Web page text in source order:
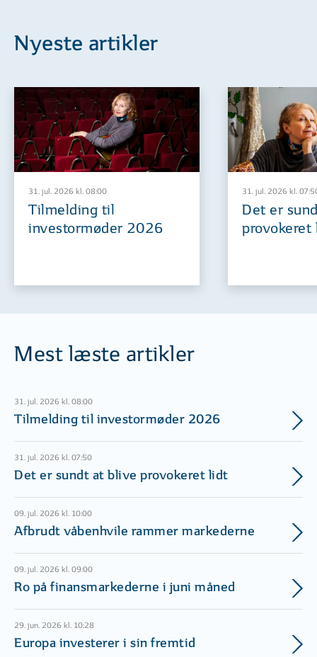
Nyeste artikler
31. jul. 2026 kl. 08:00
Tilmelding til
investormøder 2026
31. jul. 2026 kl.
Det er
provokeret
Mest læste artikler
31. jul. 2026 kl. 08:00
Tilmelding til investormøder 2026
31. jul. 2026 kl. 07:50
Det er sundt at blive provokeret lidt
09. jul. 2026 kl. 10:00
Afbrudt våbenhvile rammer markederne
09. jul. 2026 kl. 09:00
Ro på finansmarkederne i juni måned
29. jun. 2026 kl. 10:28
Europa investerer i sin fremtid